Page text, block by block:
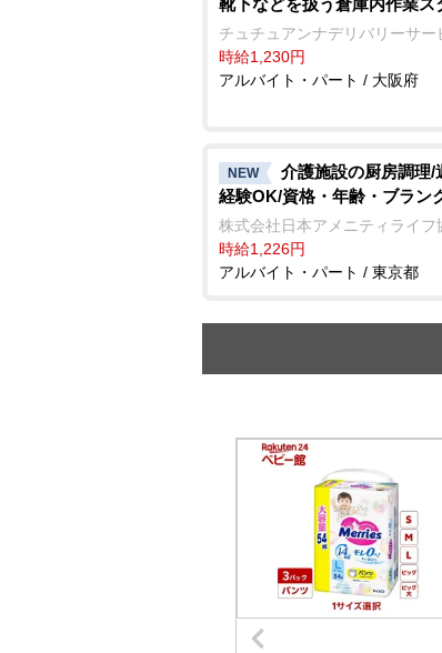
靴下などを扱う倉庫内作業ス
チュチュアンナデリバリーサー
時給1,230円
アルバイト・パート / 大阪府
NEW
介護施設の厨房調理/
経験OK/資格・年齢・ブラン
株式会社日本アメニティライフ
時給1,226円
アルバイト・パート / 東京都